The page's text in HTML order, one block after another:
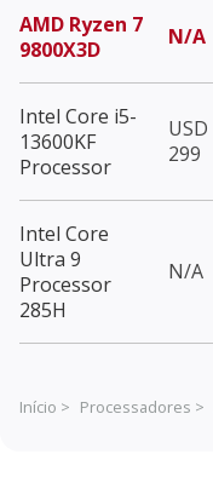
AMD Ryzen 7
9800X3D
N/A
Intel Core i5-
13600KF
Processor
USD
299
Intel Core
Ultra 9
Processor
285H
N/A
Início > Processadores >